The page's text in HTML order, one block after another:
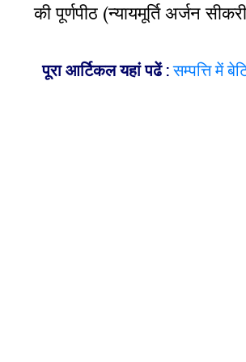
की पूर्णपीठ (न्यायमूर्ति अर्जन
पूरा आर्टिकल यहां पढें:सम्पत्ति में